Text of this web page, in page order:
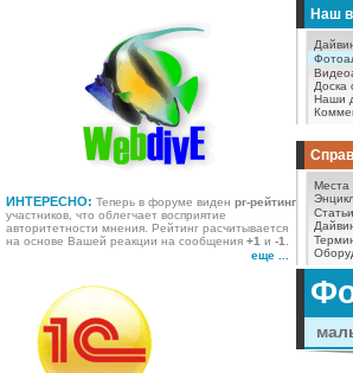
ИНТЕРЕСНО: Теперь в форуме виден pr-рейтинг
участников, что облегчает восприятие
авторитетности мнения. Рейтинг расчитывается
на основе Вашей реакции на сообщения +1 и -1
еще ...
Наш
Доска
Наши
Места
Статьи.